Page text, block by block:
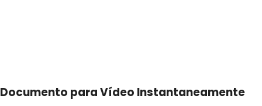
Documento para Vídeo Instantaneamente